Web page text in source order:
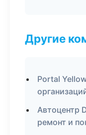
Другие
Portal
Автоцентр
ремонт и